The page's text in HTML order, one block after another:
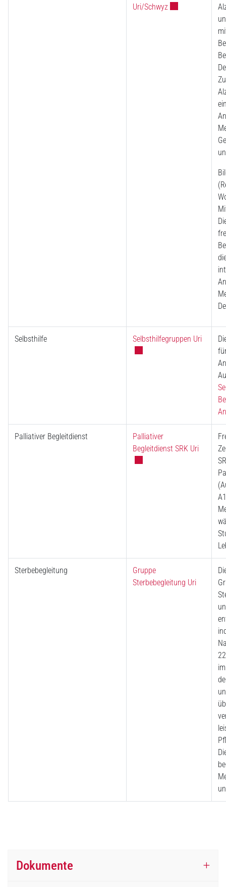
Uri/Schwyz Externer Link
Selbsthilfe Selbsthilfegruppen Uri
Palliativer Begleitdienst
Palliativer
Begleitdienst SRK Uri
Sterbebegleitung
Gruppe
Sterbebegleitung Uri
Dokumente